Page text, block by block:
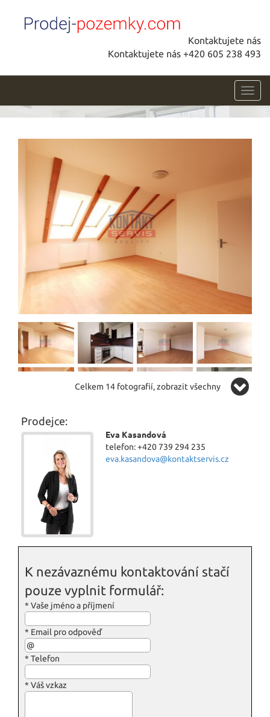
Kontaktujete nás
Kontaktujete nás +420 605 238 493
Celkem 14 fotografií, zobrazit všechny
Prodejce:
Eva Kasandová
telefon: +420 739 294 235
eva.kasandova@kontaktservis.cz
K nezávaznému kontaktování stačí
pouze vyplnit formulář:
* Vaše jméno a příjmení
* Email pro odpověď
* Telefon
* Váš vzkaz